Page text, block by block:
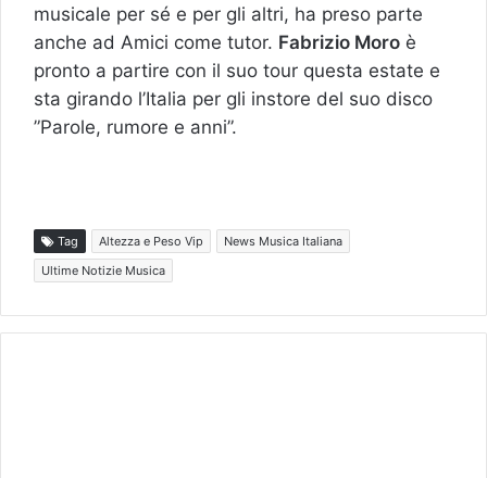
musicale per sé e per gli altri, ha preso parte
anche ad Amici come tutor. Fabrizio Moro è
pronto a partire con il suo tour questa estate e
sta girando l’Italia per gli instore del suo disco
”Parole, rumore e anni”.
Tag Altezza e Peso Vip
News Musica Italiana
Ultime Notizie Musica